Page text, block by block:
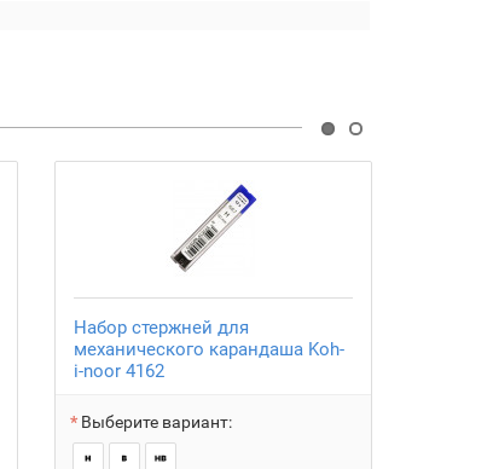
Набор стержней для
механического карандаша Koh-
i-noor 4162
Выберите вариант: